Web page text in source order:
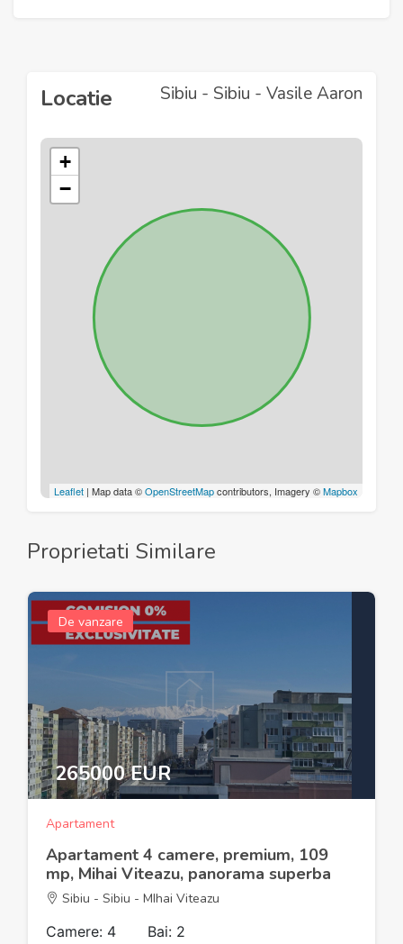
Locatie Sibiu - Sibiu - Vasile Aaron
+
−
Leaflet | Map data ©OpenStreetMapcontributors, Imagery ©Mapbox
Proprietati Similare
De vanzare
265000 EUR
Apartament
Apartament 4 camere, premium, 109
mp, Mihai Viteazu, panorama superba
Sibiu - Sibiu - MIhai Viteazu
Camere: 4 Bai: 2